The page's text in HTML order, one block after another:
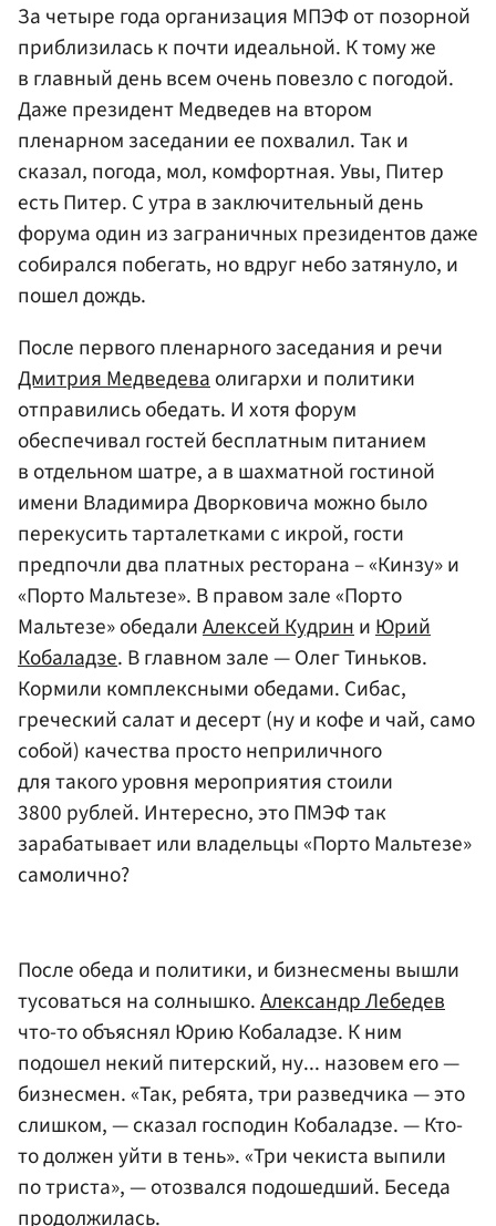
За четыре года организация МПЭФ от позорной
приблизилась к почти идеальной. К тому же
в главный день всем очень повезло с погодой.
Даже президент Медведев на втором
пленарном заседании ее похвалил. Так и
сказал, погода, мол, комфортная. Увы, Питер
есть Питер. С утра в заключительный день
форума один из заграничных президентов даже
собирался побегать, но вдруг небо затянуло, и
пошел дождь.
После первого пленарного заседания и речи
Дмитрия Медведеваолигархи и политики
отправились обедать. И хотя форум
обеспечивал гостей бесплатным питанием
в отдельном шатре, а в шахматной гостиной
имени Владимира Дворковича можно было
перекусить тарталетками с икрой, гости
предпочли два платных ресторана – «Кинзу» и
«Порто Мальтезе». В правом зале «Порто
Мальтезе» обедалиАлексей КудриниЮрий
Кобаладзе. В главном зале — Олег Тиньков.
Кормили комплексными обедами. Сибас,
греческий салат и десерт (ну и кофе и чай, само
собой) качества просто неприличного
для такого уровня мероприятия стоили
3800 рублей. Интересно, это ПМЭФ так
зарабатывает или владельцы «Порто Мальтезе»
самолично?
После обеда и политики, и бизнесмены вышли
тусоваться на солнышко.Александр Лебедев
что-то объяснял Юрию Кобаладзе. К ним
подошел некий питерский, ну... назовем его —
бизнесмен. «Так, ребята, три разведчика — это
слишком, — сказал господин Кобаладзе. — Кто-
то должен уйти в тень». «Три чекиста выпили
по триста», — отозвался подошедший. Беседа
продолжилась.